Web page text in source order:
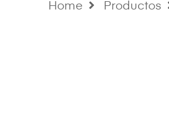
Home Productos